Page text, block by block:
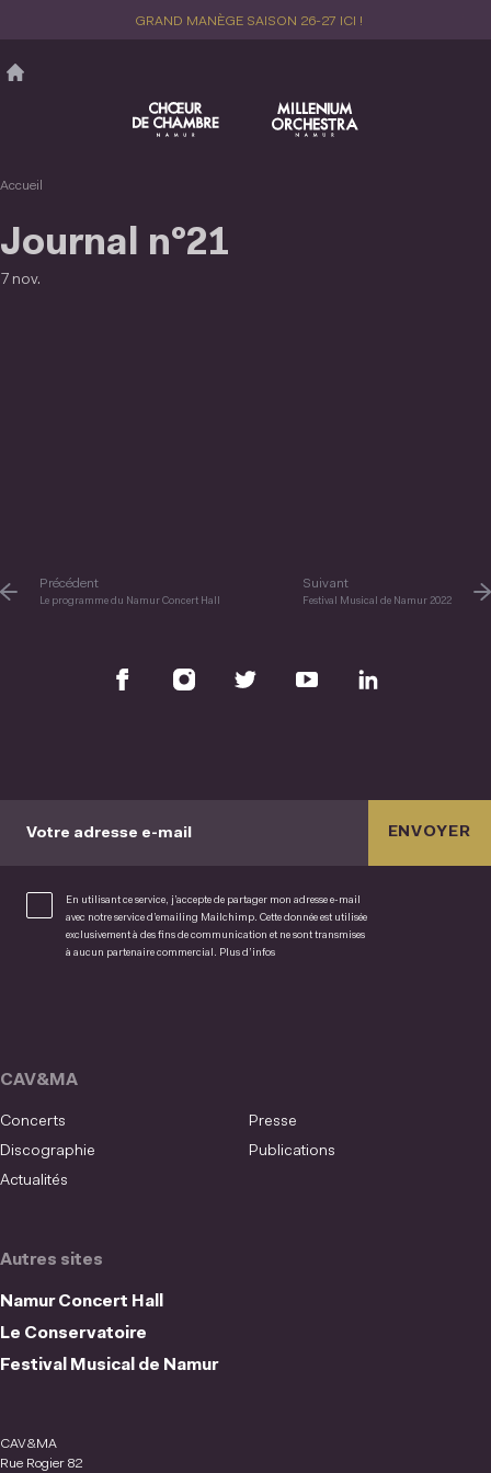
principal
GRAND MANÈGE SAISON 26-27 ICI !
Accueil
Journal n°21
7 nov.
Précédent
Le programme du Namur Concert Hall
Suivant
Festival Musical de Namur 2022
Votre adresse e-mail
En utilisant ce service, j’accepte de partager mon adresse e-mail
avec notre service d’emailing Mailchimp. Cette donnée est utilisée
exclusivement à des fins de communication et ne sont transmises
à aucun partenaire commercial. Plus d’infos
ENVOYER
Autres sites
Namur Concert Hall
Le Conservatoire
Festival Musical de Namur
CAV&MA
Concerts
Presse
Discographie
Publications
Actualités
CAV&MA
Rue Rogier 82